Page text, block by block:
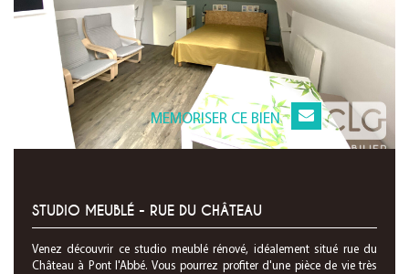
MEMORISER CE BIEN
STUDIO MEUBLÉ - RUE DU CHÂTEAU
Venez découvrir ce studio meublé rénové, idéalement situé rue du
Château à Pont l'Abbé. Vous pourrez profiter d'une pièce de vie très